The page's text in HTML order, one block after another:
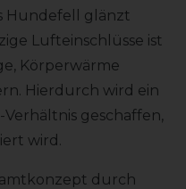
Hundefell glänzt
Lufteinschlüsse ist
Körperwärme
Hierdurch wird ein
geschaffen,
wird.
durch